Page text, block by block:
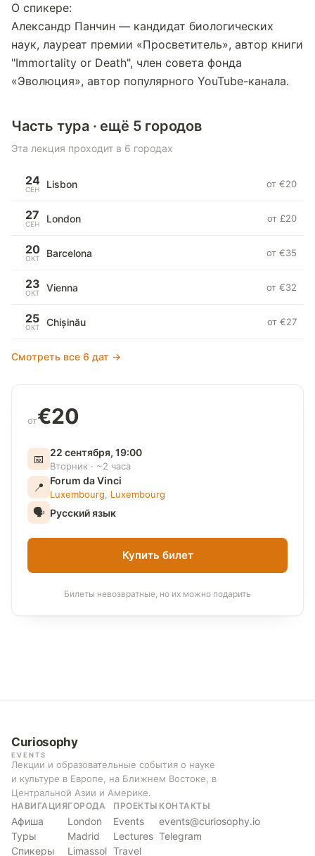
О спикере:
Александр Панчин — кандидат биологических
наук, лауреат премии «Просветитель», автор книги
"Immortality or Death", член совета фонда
«Эволюция», автор популярного YouTube-канала.
Часть тура · ещё 5 городов
Эта лекция проходит в 6 городах
24
СЕН Lisbon от €20
27
СЕН London от £20
20
ОКТ Barcelona от €35
23
ОКТ Vienna от €32
25
ОКТ Chișinău от €27
Смотреть все 6 дат →
от€20
📅 22 сентября, 19:00
Вторник · ~2 часа
📍 Forum da Vinci
Luxembourg Luxembourg
🗣 Русский язык
Купить билет
Билеты невозвратные, но их можно подарить
Curiosophy
EVENTS
Лекции и образовательные события о науке
и культуре в Европе, на Ближнем Востоке, в
Центральной Азии и Америке.
НАВИГАЦИЯ
Афиша
Туры
Спикеры
ГОРОДА
London
Madrid
Limassol
ПРОЕКТЫ
Events
Lectures
Travel
КОНТАКТЫ
events@curiosophy.io
Telegram